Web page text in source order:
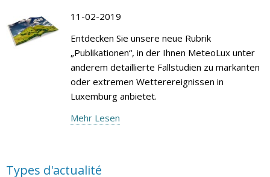
11-02-2019
Entdecken Sie unsere neue Rubrik
„Publikationen“, in der Ihnen MeteoLux unter
anderem detaillierte Fallstudien zu markanten
oder extremen Wetterereignissen in
Luxemburg anbietet.
Mehr Lesen
Types d'actualité